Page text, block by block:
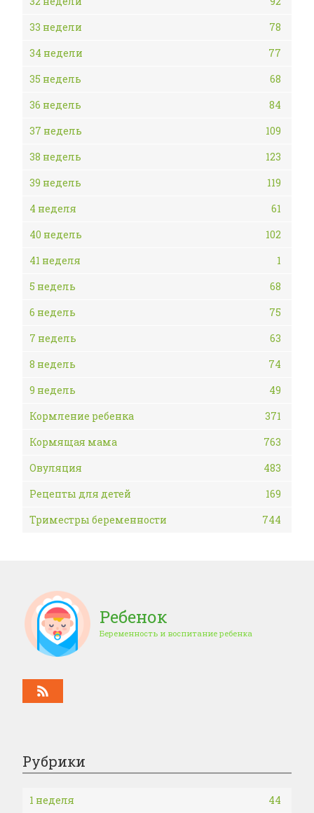
33 недели
78
34 недели
77
35 недель
68
36 недель
84
37 недель
109
38 недель
123
39 недель
119
4 неделя
61
40 недель
102
41 неделя
1
5 недель
68
6 недель
75
7 недель
63
8 недель
74
9 недель
49
Кормление ребенка
371
Кормящая мама
763
Овуляция
483
Рецепты для детей
169
Триместры беременности
744
Ребенок
Беременность и воспитание ребенка
Рубрики
1 неделя
44